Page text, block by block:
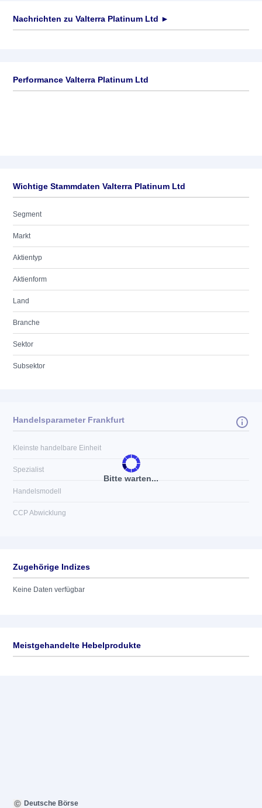
Nachrichten zu Valterra Platinum Ltd ►
Performance Valterra Platinum Ltd
Wichtige Stammdaten Valterra Platinum Ltd
Segment
Markt
Aktientyp
Aktienform
Land
Branche
Sektor
Subsektor
Bitte warten...
Handelsparameter Frankfurt
Kleinste handelbare Einheit
Spezialist
Handelsmodell
CCP Abwicklung
Zugehörige Indizes
Keine Daten verfügbar
Meistgehandelte Hebelprodukte
Deutsche Börse